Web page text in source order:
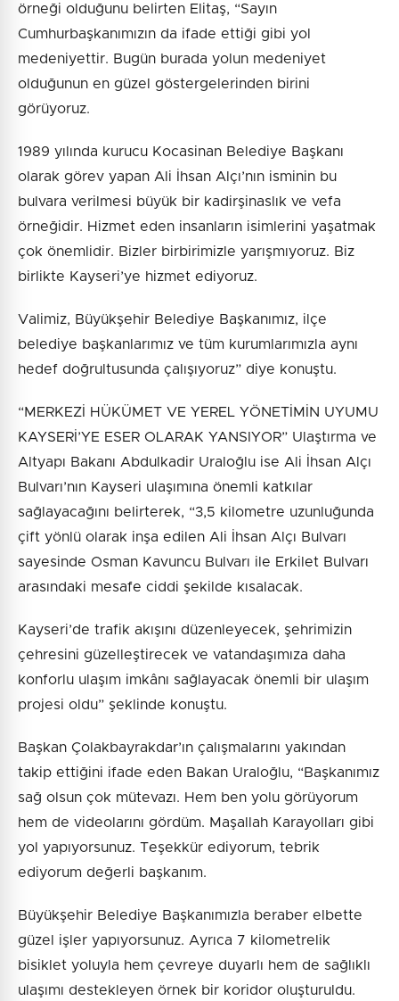
örneği olduğunu belirten Elitaş, “Sayın
Cumhurbaşkanımızın da ifade ettiği gibi yol
medeniyettir. Bugün burada yolun medeniyet
olduğunun en güzel göstergelerinden birini
görüyoruz.
1989 yılında kurucu Kocasinan Belediye Başkanı
olarak görev yapan Ali İhsan Alçı’nın isminin bu
bulvara verilmesi büyük bir kadirşinaslık ve vefa
örneğidir. Hizmet eden insanların isimlerini yaşatmak
çok önemlidir. Bizler birbirimizle yarışmıyoruz. Biz
birlikte Kayseri’ye hizmet ediyoruz.
Valimiz, Büyükşehir Belediye Başkanımız, ilçe
belediye başkanlarımız ve tüm kurumlarımızla aynı
hedef doğrultusunda çalışıyoruz” diye konuştu.
“MERKEZİ HÜKÜMET VE YEREL YÖNETİMİN UYUMU
KAYSERİ’YE ESER OLARAK YANSIYOR” Ulaştırma ve
Altyapı Bakanı Abdulkadir Uraloğlu ise Ali İhsan Alçı
Bulvarı’nın Kayseri ulaşımına önemli katkılar
sağlayacağını belirterek, “3,5 kilometre uzunluğunda
çift yönlü olarak inşa edilen Ali İhsan Alçı Bulvarı
sayesinde Osman Kavuncu Bulvarı ile Erkilet Bulvarı
arasındaki mesafe ciddi şekilde kısalacak.
Kayseri’de trafik akışını düzenleyecek, şehrimizin
çehresini güzelleştirecek ve vatandaşımıza daha
konforlu ulaşım imkânı sağlayacak önemli bir ulaşım
projesi oldu” şeklinde konuştu.
Başkan Çolakbayrakdar’ın çalışmalarını yakından
takip ettiğini ifade eden Bakan Uraloğlu, “Başkanımız
sağ olsun çok mütevazı. Hem ben yolu görüyorum
hem de videolarını gördüm. Maşallah Karayolları gibi
yol yapıyorsunuz. Teşekkür ediyorum, tebrik
ediyorum değerli başkanım.
Büyükşehir Belediye Başkanımızla beraber elbette
güzel işler yapıyorsunuz. Ayrıca 7 kilometrelik
bisiklet yoluyla hem çevreye duyarlı hem de sağlıklı
ulaşımı destekleyen örnek bir koridor oluşturuldu.